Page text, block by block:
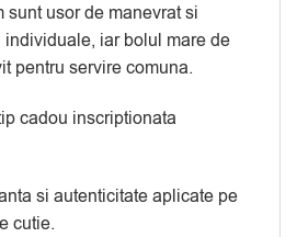
sunt usor de manevrat si
iar bolul mare de
pentru servire comuna.
cadou inscriptionata
si autenticitate aplicate pe
cutie.